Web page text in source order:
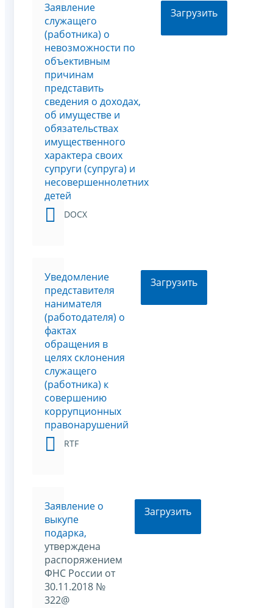
Заявление
служащего
(работника) о
невозможности по
объективным
причинам
представить
сведения о доходах,
об имуществе и
обязательствах
имущественного
характера своих
супруги (супруга) и
несовершеннолетних
детей
DOCX
Загрузить
Уведомление
представителя
нанимателя
(работодателя) о
фактах
обращения в
целях склонения
служащего
(работника) к
совершению
коррупционных
правонарушений
RTF
Загрузить
Заявление о
выкупе
подарка,
утверждена
распоряжением
ФНС России от
30.11.2018 №
322@
Загрузить